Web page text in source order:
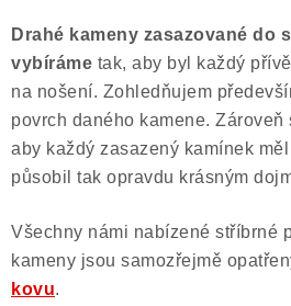
Drahé kameny zasazované do
vybíráme tak, aby byl každý
na nošení. Zohledňujem
povrch daného kamene.
aby každý zasazený kamínek
působil tak opravdu krásným
Všechny námi nabízené stříbrné
kameny jsou samozřejmě
kovu.